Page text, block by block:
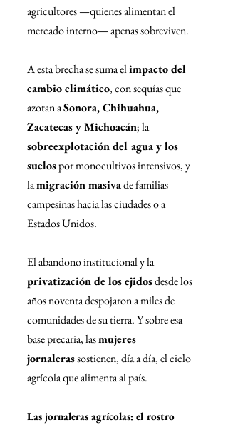
agricultores —quienes alimentan el
mercado interno— apenas sobreviven.
A esta brecha se suma el impacto del
cambio climático, con sequías que
azotan a Sonora, Chihuahua,
Zacatecas y Michoacán; la
sobreexplotación del agua y los
suelos por monocultivos intensivos, y
la migración masiva de familias
campesinas hacia las ciudades o a
Estados Unidos.
El abandono institucional y la
privatización de los ejidos desde los
años noventa despojaron a miles de
comunidades de su tierra. Y sobre esa
base precaria, las mujeres
jornaleras sostienen, día a día, el ciclo
agrícola que alimenta al país.
Las jornaleras agrícolas: el rostro